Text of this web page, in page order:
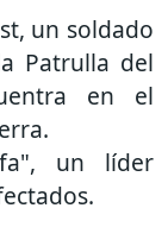
un soldado
Patrulla del
en el
un líder